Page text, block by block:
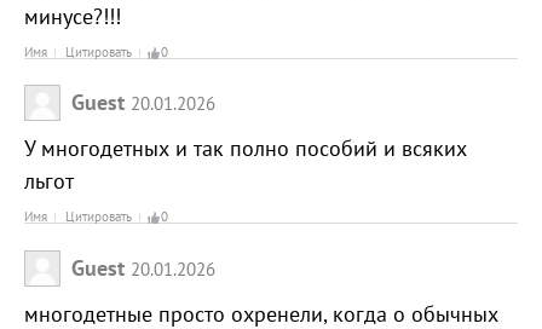
минусе?!!!
Имя Цитировать 0
Guest 20.01.2026
У многодетных и так полно пособий и всяких
льгот
Имя Цитировать 0
Guest 20.01.2026
многодетные просто охренели, когда о обычных